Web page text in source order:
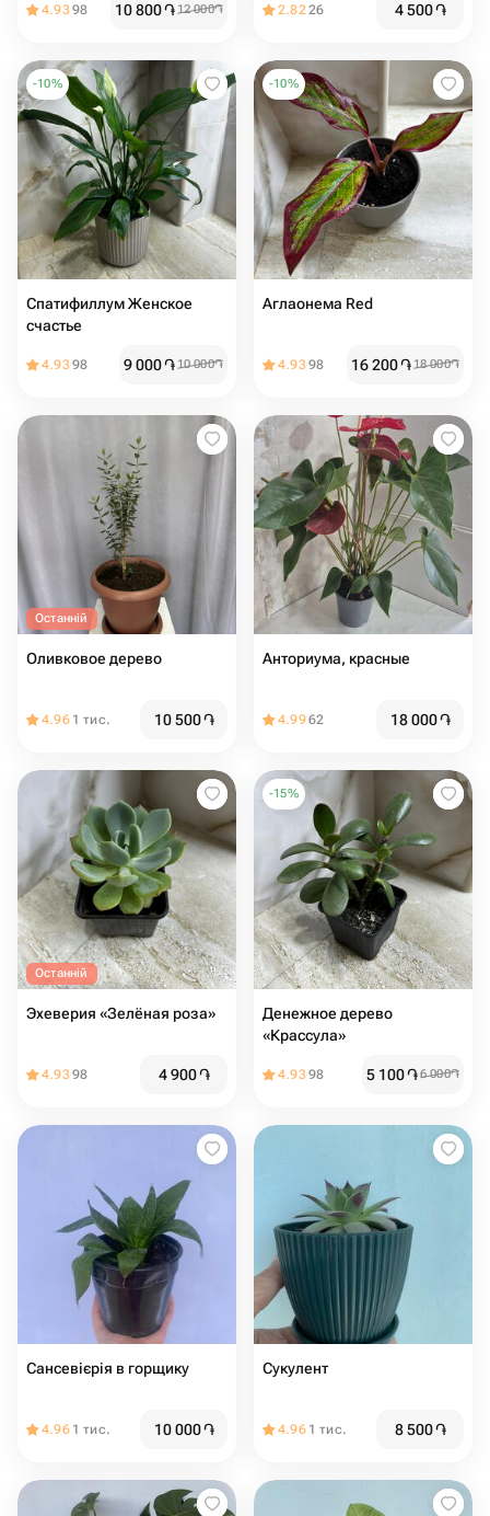
4.9398 10 800֏12 000֏ 2.8226 4 500֏
-10%
Спатифиллум Женское
счастье
4.9398 9 000֏10 000֏
-10%
Аглаонема Red
4.9398 16 200֏18 000֏
Останній
Оливковое дерево
4.96 1 тис. 10 500֏
Анториума, красные
4.9962 18 000֏
Останній
Эхеверия «Зелёная роза»
4.9398 4 900֏
-15%
Денежное дерево
«Крассула»
4.9398 5 100֏6 000֏
Сансевієрія в горщику
4.96 1 тис. 10 000֏
Сукулент
4.96 1 тис. 8 500֏